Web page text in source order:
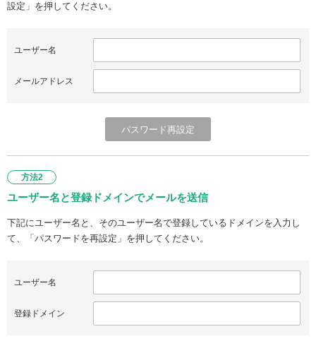
設定」を押してください。
ユーザー名
メールアドレス
方法2
ユーザー名と登録ドメインでメールを送信
下記にユーザー名と、そのユーザー名で登録しているドメインを入力し
て、「パスワードを再設定」を押してください。
ユーザー名
登録ドメイン